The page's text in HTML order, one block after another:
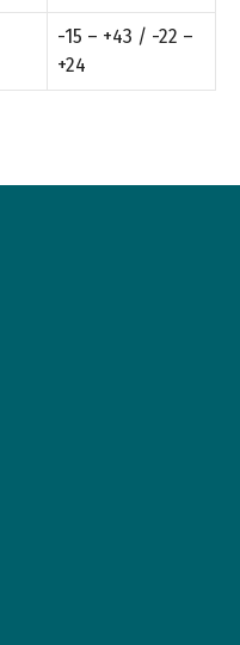
-15 – +43 / -22 –
+24